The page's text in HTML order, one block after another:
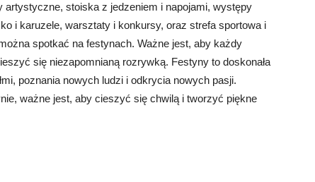
stoiska z jedzeniem i napojami, występy
i karuzele, warsztaty i konkursy, oraz strefa sportowa i
spotkać na festynach. Ważne jest, aby każdy
się niezapomnianą rozrywką. Festyny to doskonała
poznania nowych ludzi i odkrycia nowych pasji.
ważne jest, aby cieszyć się chwilą i tworzyć piękne